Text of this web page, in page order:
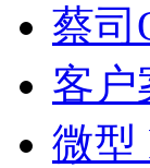
蔡司
客户
微型